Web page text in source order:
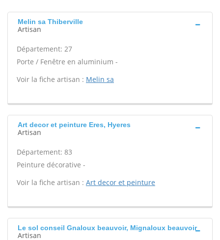
Melin sa Thiberville
Artisan
Département: 27
Porte / Fenêtre en aluminium -
Voir la fiche artisan : Melin sa
Art decor et peinture Eres, Hyeres
Artisan
Département: 83
Peinture décorative -
Voir la fiche artisan : Art decor et peinture
Le sol conseil Gnaloux beauvoir, Mignaloux beauvoir
Artisan